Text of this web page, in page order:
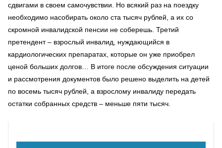
сдвигами в своем самочувствии. Но всякий раз на поездку
необходимо насобирать около ста тысяч рублей, а их со
скромной инвалидской пенсии не соберешь. Третий
претендент – взрослый инвалид, нуждающийся в
кардиологических препаратах, которые он уже приобрел
ценой больших долгов… В итоге после обсуждения ситуации
и рассмотрения документов было решено выделить на детей
по восемь тысяч рублей, а взрослому инвалиду передать
остатки собранных средств – меньше пяти тысяч.